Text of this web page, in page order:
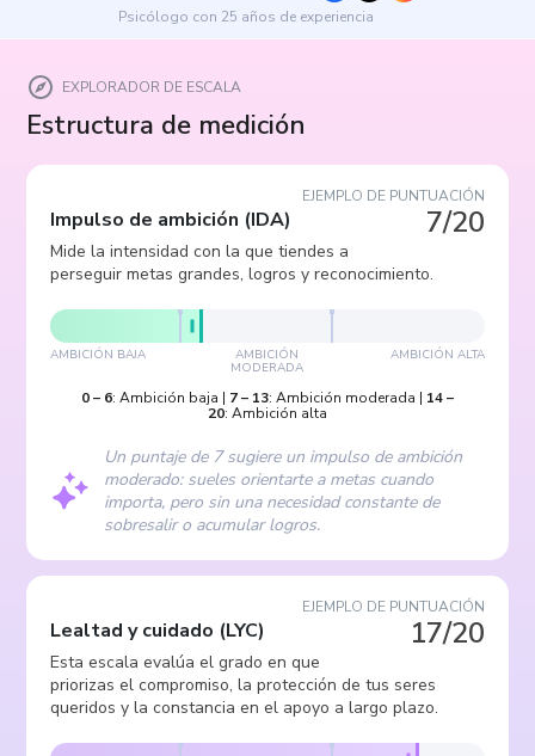
Psicólogo con 25 años de experiencia
EXPLORADOR DE ESCALA
Estructura de medición
EJEMPLO DE PUNTUACIÓN
7/20
Impulso de ambición (IDA)
Mide la intensidad con la que tiendes a
perseguir metas grandes, logros y reconocimiento.
AMBICIÓN BAJA AMBICIÓN
MODERADA
AMBICIÓN ALTA
0– 6: Ambición baja | 7– 13: Ambición moderada | 14–
20: Ambición alta
Un puntaje de 7 sugiere un impulso de ambición
moderado: sueles orientarte a metas cuando
importa, pero sin una necesidad constante de
sobresalir o acumular logros.
EJEMPLO DE PUNTUACIÓN
17/20
Lealtad y cuidado (LYC)
Esta escala evalúa el grado en que
priorizas el compromiso, la protección de tus seres
queridos y la constancia en el apoyo a largo plazo.